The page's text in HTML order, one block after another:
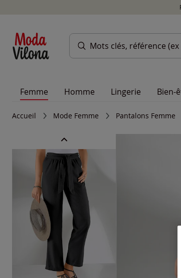
Femme Homme Lingerie Bien-
Accueil Mode Femme Pantalons Femme